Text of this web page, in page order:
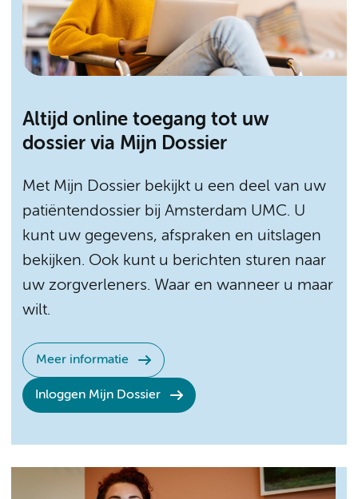
Altijd online toegang tot uw
dossier via Mijn Dossier
Met Mijn Dossier bekijkt u een deel van uw
patiëntendossier bij Amsterdam UMC. U
kunt uw gegevens, afspraken en uitslagen
bekijken. Ook kunt u berichten sturen naar
uw zorgverleners. Waar en wanneer u maar
wilt.
Meer informatie
Inloggen Mijn Dossier